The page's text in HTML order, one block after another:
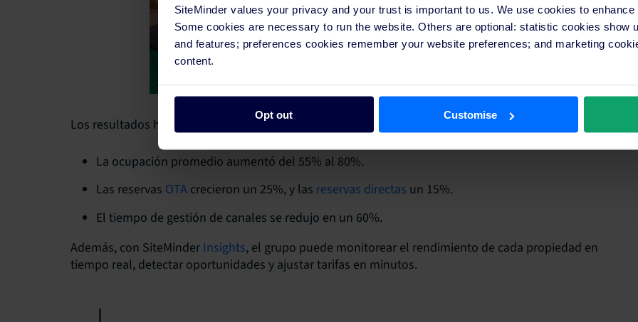
SiteMinder values your privacy and your trust is important to us. We use cookies to
Some cookies are necessary to run the website. Others are optional: statistic cookies show
and features; preferences cookies remember your website preferences; and marketing
content.
Opt out Customise
Los resultados hablan por sí solos:
La ocupación promedio aumentó del 55% al 80%.
Las reservas OTA crecieron un 25%, y las reservas directas un 15%.
El tiempo de gestión de canales se redujo en un 60%.
Además, con SiteMinder Insights, el grupo puede monitorear el rendimiento de cada propiedad en
tiempo real, detectar oportunidades y ajustar tarifas en minutos.